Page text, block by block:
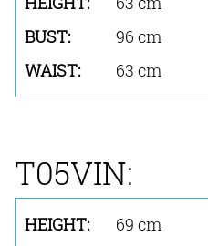
96 cm
63 cm
T05VIN:
69 cm